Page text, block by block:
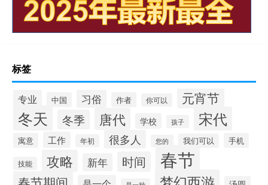
标签
专业 中国 习俗 作者 你可以 元宵节
冬天 冬季 唐代 学校 孩子 宋代
寓意 工作 年初 很多人 您的 我们可以 手机
技能 攻略 新年 时间 春节